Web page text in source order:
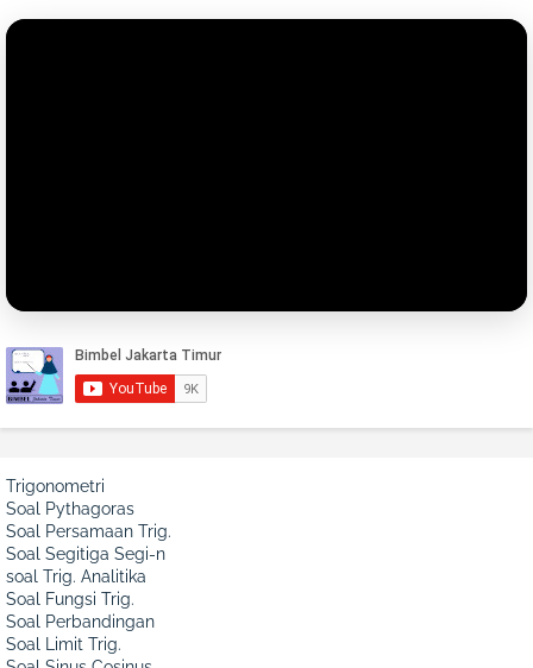
Trigonometri
Soal Pythagoras
Soal Persamaan Trig.
Soal Segitiga Segi-n
soal Trig. Analitika
Soal Fungsi Trig.
Soal Perbandingan
Soal Limit Trig.